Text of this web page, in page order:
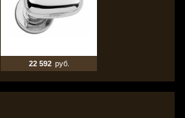
22 592 руб.